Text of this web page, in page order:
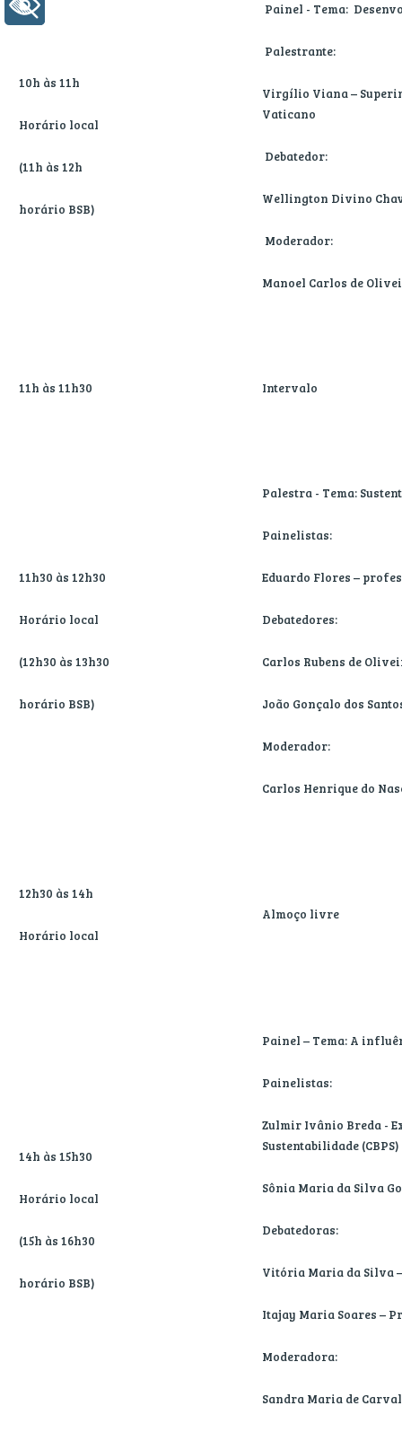
10h às 11h
Horário local
(11h às 12h
horário BSB)
Painel - Tema:
Palestrante:
Virgílio Viana –
Vaticano
Debatedor:
Wellington Divino
Moderador:
Manoel Carlos de
11h às 11h30 Intervalo
11h30 às 12h30
Horário local
(12h30 às 13h30
horário BSB)
Palestra - Tema:
Painelistas:
Eduardo Flores –
Debatedores:
Carlos Rubens de
João Gonçalo dos
Moderador:
Carlos Henrique do
12h30 às 14h
Horário local
Almoço livre
14h às 15h30
Horário local
(15h às 16h30
horário BSB)
Painel – Tema: A
Painelistas:
Zulmir Ivânio Breda -
Sustentabilidade (CBPS)
Sônia Maria da Silva
Debatedoras:
Vitória Maria da Silva
Itajay Maria Soares –
Moderadora:
Sandra Maria de